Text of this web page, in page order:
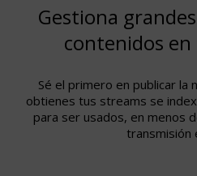
Gestiona
contenidos
Sé el primero en publicar la
obtienes tus streams se
para ser usados, en menos
transmisión